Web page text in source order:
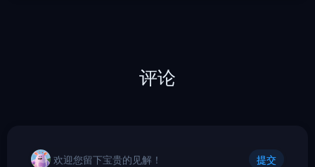
评论
欢迎您留下宝贵的见解！ 提交